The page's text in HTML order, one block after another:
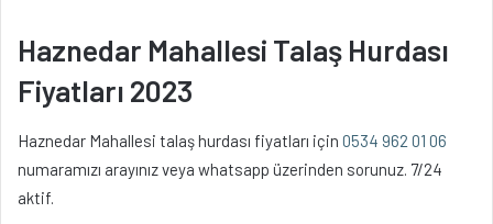
Haznedar Mahallesi Talaş Hurdası
Fiyatları 2023
Haznedar Mahallesi talaş hurdası fiyatları için 0534 962 01 06
numaramızı arayınız veya whatsapp üzerinden sorunuz. 7/24
aktif.